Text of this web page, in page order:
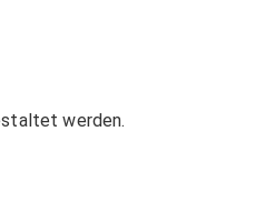
werden.